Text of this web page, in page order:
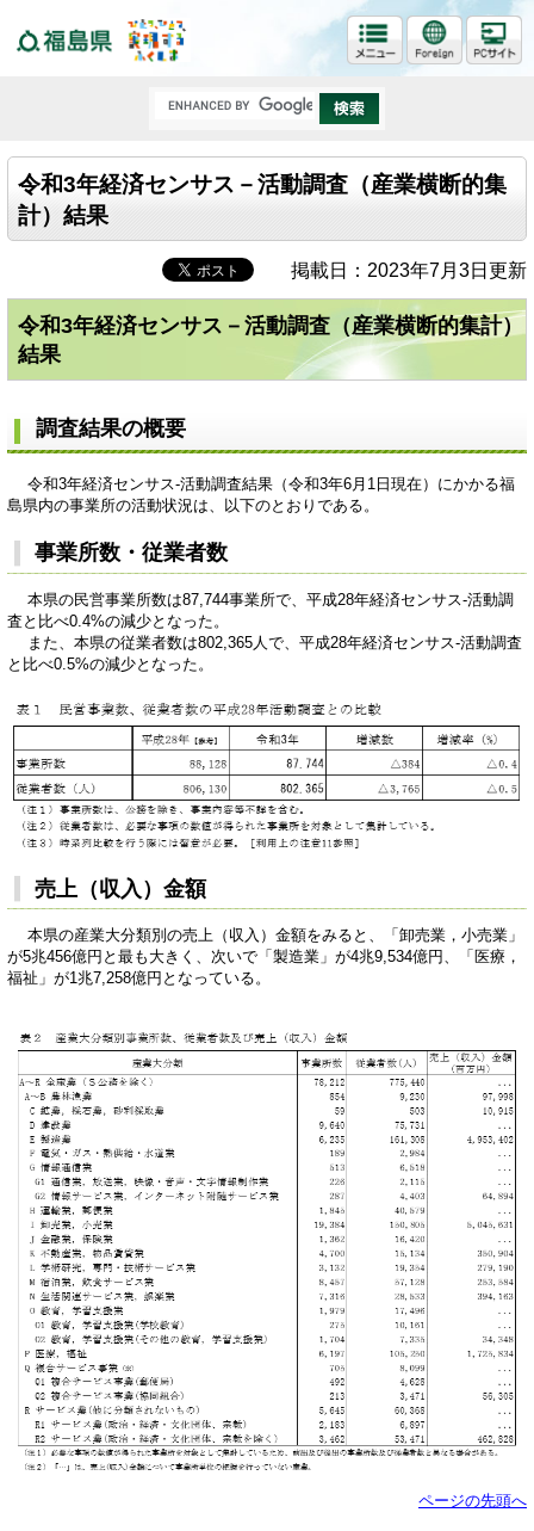
令和3年経済センサス－活動調査（産業横断的集
計）結果
掲載日：2023年7月3日更新
令和3年経済センサス－活動調査（産業横断的集計）
結果
調査結果の概要
令和3年経済センサス-活動調査結果（令和3年6月1日現在）にかかる福
島県内の事業所の活動状況は、以下のとおりである。
事業所数・従業者数
本県の民営事業所数は87,744事業所で、平成28年経済センサス-活動調
査と比べ0.4%の減少となった。
また、本県の従業者数は802,365人で、平成28年経済センサス-活動調査
と比べ0.5%の減少となった。
売上（収入）金額
本県の産業大分類別の売上（収入）金額をみると、「卸売業，小売業」
が5兆456億円と最も大きく、次いで「製造業」が4兆9,534億円、「医療，
福祉」が1兆7,258億円となっている。
ページの先頭へ